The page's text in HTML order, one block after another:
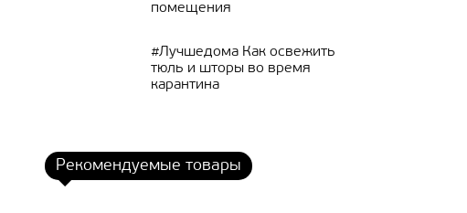
помещения
#Лучшедома Как освежить
тюль и шторы во время
карантина
Рекомендуемые товары